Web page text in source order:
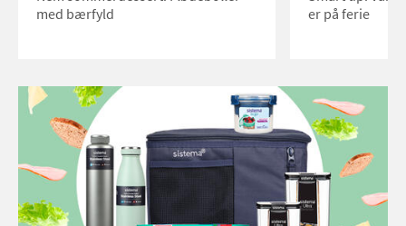
med bærfyld
er på ferie